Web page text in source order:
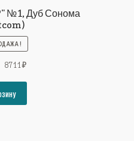
№1, Дуб Сонома
Первоначальная
8711 ₽Текущая